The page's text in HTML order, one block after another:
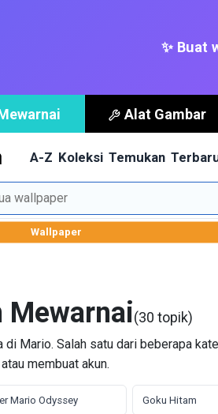
✨ Buat
Alat Gambar
A-Z Koleksi Temukan
Wallpaper
Mewarnai(30 topik)
Mario. Salah satu dari beberapa
membuat akun.
Mario Odyssey Goku Hitam